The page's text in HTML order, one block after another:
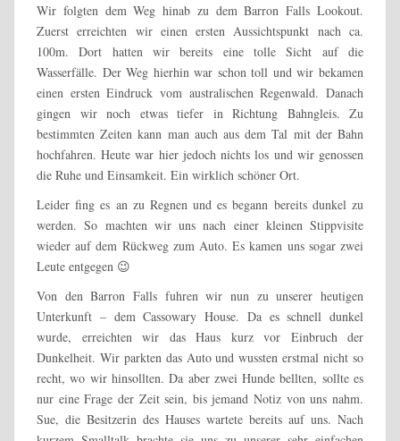
Wir folgten dem Weg hinab zu dem Barron Falls Lookout.
Zuerst erreichten wir einen ersten Aussichtspunkt nach ca.
100m. Dort hatten wir bereits eine tolle Sicht auf die
Wasserfälle. Der Weg hierhin war schon toll und wir bekamen
einen ersten Eindruck vom australischen Regenwald. Danach
gingen wir noch etwas tiefer in Richtung Bahngleis. Zu
bestimmten Zeiten kann man auch aus dem Tal mit der Bahn
hochfahren. Heute war hier jedoch nichts los und wir genossen
die Ruhe und Einsamkeit. Ein wirklich schöner Ort.
Leider fing es an zu Regnen und es begann bereits dunkel zu
werden. So machten wir uns nach einer kleinen Stippvisite
wieder auf dem Rückweg zum Auto. Es kamen uns sogar zwei
Leute entgegen 😉
Von den Barron Falls fuhren wir nun zu unserer heutigen
Unterkunft – dem Cassowary House. Da es schnell dunkel
wurde, erreichten wir das Haus kurz vor Einbruch der
Dunkelheit. Wir parkten das Auto und wussten erstmal nicht so
recht, wo wir hinsollten. Da aber zwei Hunde bellten, sollte es
nur eine Frage der Zeit sein, bis jemand Notiz von uns nahm.
Sue, die Besitzerin des Hauses wartete bereits auf uns. Nach